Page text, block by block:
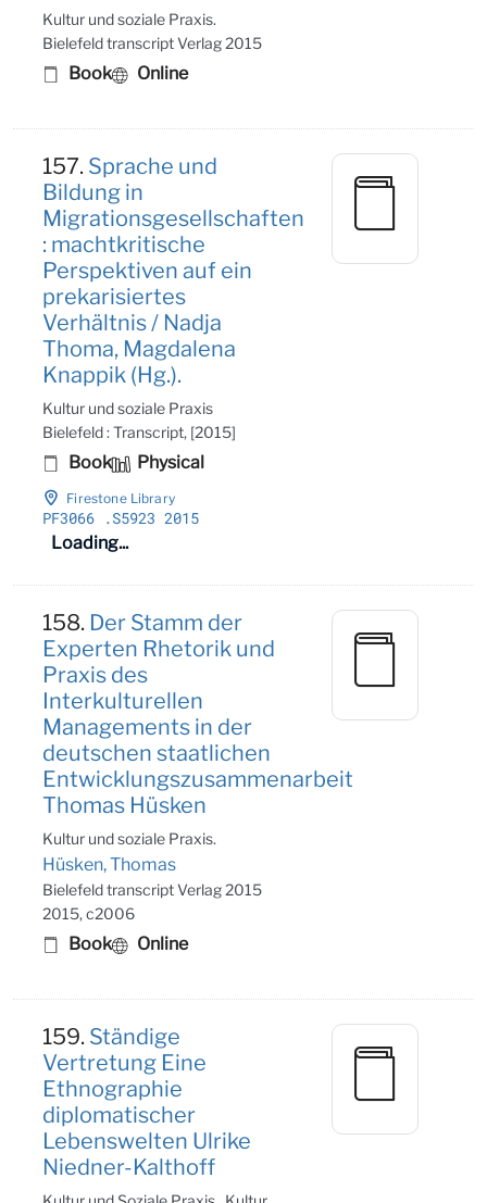
Kultur und soziale Praxis.
Bielefeld transcript Verlag 2015
Book Online
157. Sprache und
Bildung in
Migrationsgesellschaften
: machtkritische
Perspektiven auf ein
prekarisiertes
Verhältnis / Nadja
Thoma, Magdalena
Knappik (Hg.).
Kultur und soziale Praxis
Bielefeld : Transcript, [2015]
Book Physical
Firestone Library
PF3066 .S5923 2015
Loading...
158. Der Stamm der
Experten Rhetorik und
Praxis des
Interkulturellen
Managements in der
deutschen staatlichen
Entwicklungszusammenarbeit
Thomas Hüsken
Kultur und soziale Praxis.
Hüsken, Thomas
Bielefeld transcript Verlag 2015
2015, c2006
Book Online
159. Ständige
Vertretung Eine
Ethnographie
diplomatischer
Lebenswelten Ulrike
Niedner-Kalthoff